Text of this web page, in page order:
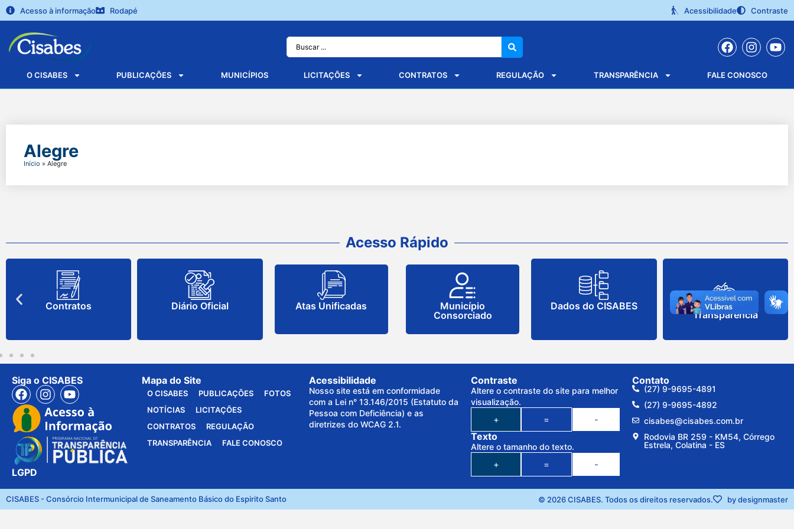
Acesso à informação Rodapé Acessibilidade Contraste
O CISABES PUBLICAÇÕES MUNICÍPIOS LICITAÇÕES CONTRATOS REGULAÇÃO TRANSPARÊNCIA FALE CONOSCO
Alegre
Início » Alegre
Acesso Rápido
Contratos Diário Oficial Atas Unificadas
Município
Consorciado
Dados do CISABES
Transparência
Siga o CISABES
LGPD
Mapa do Site
O CISABES PUBLICAÇÕES
FOTOS
NOTÍCIAS
LICITAÇÕES
CONTRATOS
REGULAÇÃO
TRANSPARÊNCIA
FALE CONOSCO
Acessibilidade
Nosso site está em conformidade
com a Lei n° 13.146/2015 (Estatuto da
Pessoa com Deficiência) e as
diretrizes do WCAG 2.1.
Contraste
Altere o contraste do site para melhor
visualização.
+ = -
Texto
Altere o tamanho do texto.
+ = -
Contato
(27) 9-9695-4891
(27) 9-9695-4892
cisabes@cisabes.com.br
Rodovia BR 259 - KM54, Córrego
Estrela, Colatina - ES
CISABES - Consórcio Intermunicipal de Saneamento Básico do Espirito Santo © 2026 CISABES. Todos os direitos reservados. by designmaster